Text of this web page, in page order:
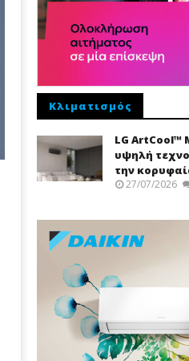
Κλιματισμός
LG ArtCool™
υψηλή
την
27/07/2026